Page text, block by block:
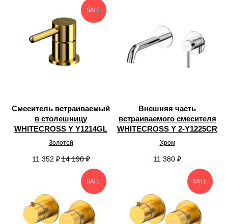
SALE
Смеситель встраиваемый
в столешницу
WHITECROSS Y Y1214GL
Золотой
11 352 ₽14 190 ₽
Внешняя часть
встраиваемого смесителя
WHITECROSS Y 2-Y1225CR
Хром
11 380 ₽
SALE SALE